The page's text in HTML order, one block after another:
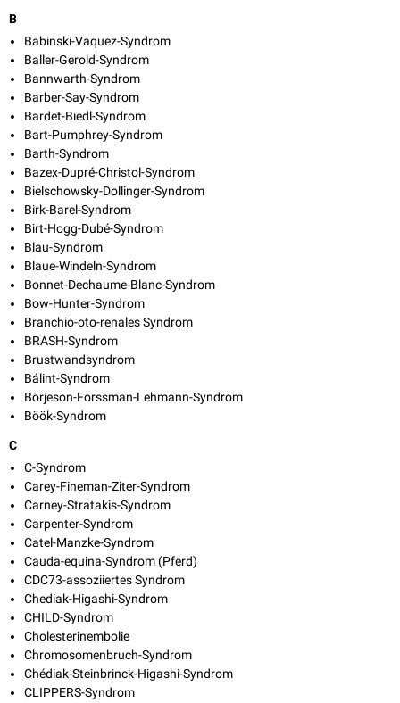
B
Babinski-Vaquez-Syndrom
Baller-Gerold-Syndrom
Bannwarth-Syndrom
Barber-Say-Syndrom
Bardet-Biedl-Syndrom
Bart-Pumphrey-Syndrom
Barth-Syndrom
Bazex-Dupré-Christol-Syndrom
Bielschowsky-Dollinger-Syndrom
Birk-Barel-Syndrom
Birt-Hogg-Dubé-Syndrom
Blau-Syndrom
Blaue-Windeln-Syndrom
Bonnet-Dechaume-Blanc-Syndrom
Bow-Hunter-Syndrom
Branchio-oto-renales Syndrom
BRASH-Syndrom
Brustwandsyndrom
Bálint-Syndrom
Börjeson-Forssman-Lehmann-Syndrom
Böök-Syndrom
C
C-Syndrom
Carey-Fineman-Ziter-Syndrom
Carney-Stratakis-Syndrom
Carpenter-Syndrom
Catel-Manzke-Syndrom
Cauda-equina-Syndrom (Pferd)
CDC73-assoziiertes Syndrom
Chediak-Higashi-Syndrom
CHILD-Syndrom
Cholesterinembolie
Chromosomenbruch-Syndrom
Chédiak-Steinbrinck-Higashi-Syndrom
CLIPPERS-Syndrom